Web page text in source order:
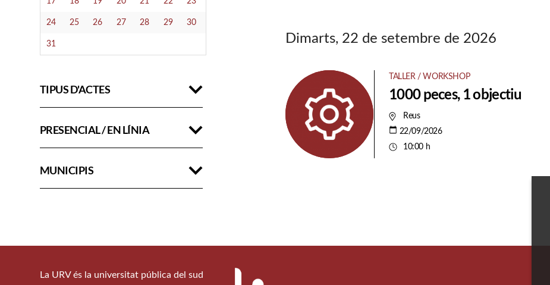
24 25 26 27 28 29 30
31
TIPUS D'ACTES
PRESENCIAL / EN LÍNIA
MUNICIPIS
Dimarts, 22 de setembre de 2026
TALLER / WORKSHOP
1000 peces, 1 objectiu
Reus
22/09/2026
10:00 h
La URV és la universitat pública del sud